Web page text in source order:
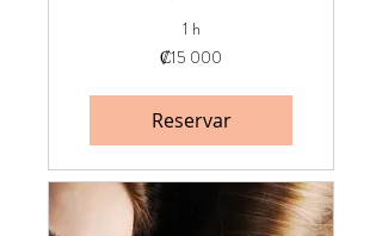
1 h
₡15 000
Reservar